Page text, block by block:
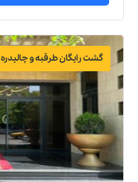
گشت رایگان طرقبه و چالیدره